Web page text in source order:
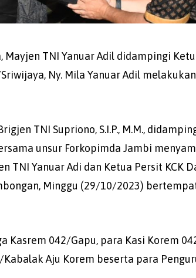
TNI Yanuar Adil didampingi
Ny. Mila Yanuar Adil
TNI Supriono, S.I.P., M.M.,
unsur Forkopimda Jambi
TNI Yanuar Adi dan Ketua Persit KCK
Minggu (29/10/2023)
Kasrem 042/Gapu, para Kasi Korem
Aju Korem beserta para